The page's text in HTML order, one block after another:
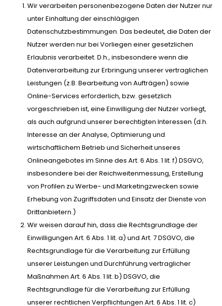
Wir verarbeiten personenbezogene Daten der Nutzer nur
unter Einhaltung der einschlägigen
Datenschutzbestimmungen. Das bedeutet, die Daten der
Nutzer werden nur bei Vorliegen einer gesetzlichen
Erlaubnis verarbeitet. D.h., insbesondere wenn die
Datenverarbeitung zur Erbringung unserer vertraglichen
Leistungen (z.B. Bearbeitung von Aufträgen) sowie
Online-Services erforderlich, bzw. gesetzlich
vorgeschrieben ist, eine Einwilligung der Nutzer vorliegt,
als auch aufgrund unserer berechtigten Interessen (d.h.
Interesse an der Analyse, Optimierung und
wirtschaftlichem Betrieb und Sicherheit unseres
Onlineangebotes im Sinne des Art. 6 Abs. 1 lit. f) DSGVO,
insbesondere bei der Reichweitenmessung, Erstellung
von Profilen zu Werbe- und Marketingzwecken sowie
Erhebung von Zugriffsdaten und Einsatz der Dienste von
Drittanbietern.)
Wir weisen darauf hin, dass die Rechtsgrundlage der
Einwilligungen Art. 6 Abs. 1 lit. a) und Art. 7 DSGVO, die
Rechtsgrundlage für die Verarbeitung zur Erfüllung
unserer Leistungen und Durchführung vertraglicher
Maßnahmen Art. 6 Abs. 1 lit. b) DSGVO, die
Rechtsgrundlage für die Verarbeitung zur Erfüllung
unserer rechtlichen Verpflichtungen Art. 6 Abs. 1 lit. c)